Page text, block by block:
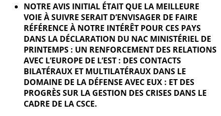
NOTRE AVIS INITIAL ÉTAIT QUE LA MEILLEURE
VOIE À SUIVRE SERAIT D’ENVISAGER DE FAIRE
RÉFÉRENCE À NOTRE INTÉRÊT POUR CES PAYS
DANS LA DÉCLARATION DU NAC MINISTÉRIEL DE
PRINTEMPS : UN RENFORCEMENT DES RELATIONS
AVEC L’EUROPE DE L’EST : DES CONTACTS
BILATÉRAUX ET MULTILATÉRAUX DANS LE
DOMAINE DE LA DÉFENSE AVEC EUX : ET DES
PROGRÈS SUR LA GESTION DES CRISES DANS LE
CADRE DE LA CSCE.